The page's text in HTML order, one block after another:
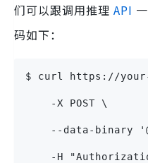
们可以跟调用推理 API
码如下：
$ curl https://
    -X POST \
--data-binary
-H